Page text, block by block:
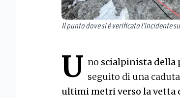
Il punto dove si è verificato l'incidente
U no scialpinista della
seguito di una
ultimi metri verso la vetta